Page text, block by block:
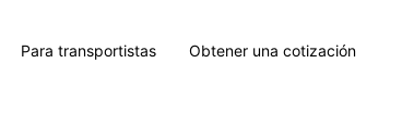
Para transportistas Obtener una cotización